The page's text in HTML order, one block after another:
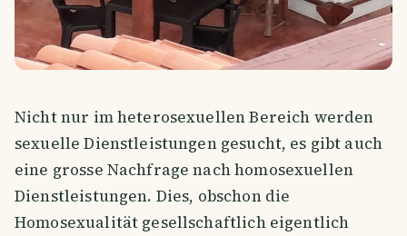
Nicht nur im heterosexuellen Bereich werden
sexuelle Dienstleistungen gesucht, es gibt auch
eine grosse Nachfrage nach homosexuellen
Dienstleistungen. Dies, obschon die
Homosexualität gesellschaftlich eigentlich